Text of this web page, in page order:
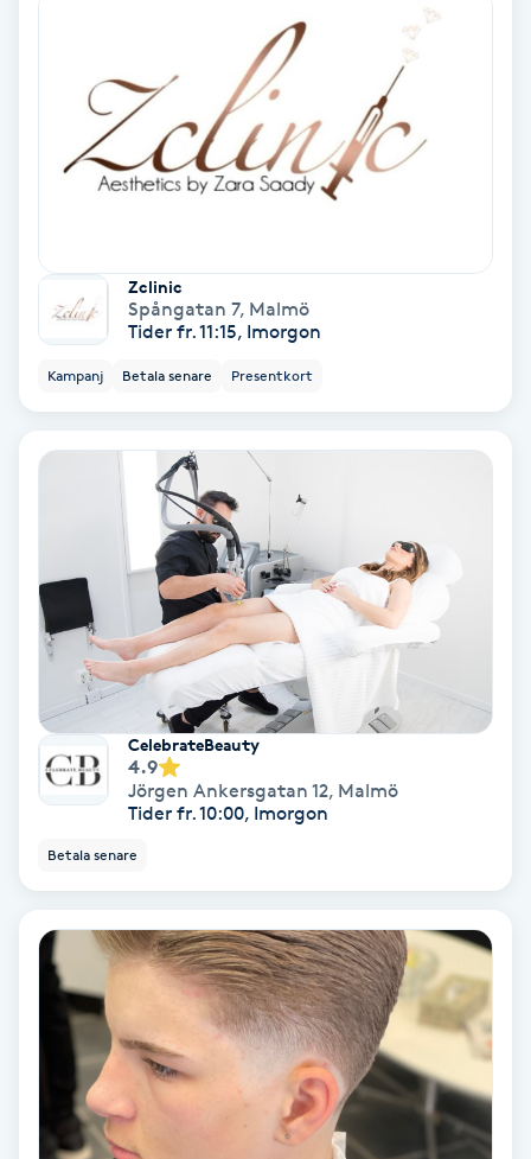
IPL hårborttagning
IR-massage
Japansk massage
Kemisk peeling
Keratinbehandling
Kinesiologi
Kinesisk medicin
Kiropraktik
Klippning & Slingor
Klippning ungdom
Koppningsmassage
Zclinic
Spångatan 7, Malmö
Tider fr. 11:15, Imorgon
Kampanj Betala senare Presentkort
CelebrateBeauty
4.9
Jörgen Ankersgatan 12, Malmö
Tider fr. 10:00, Imorgon
Betala senare